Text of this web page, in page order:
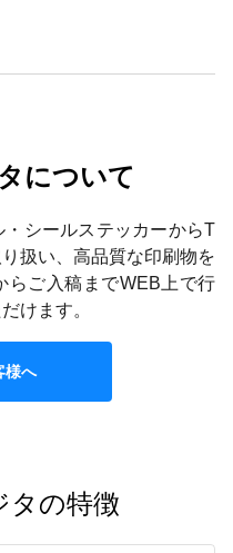
について
シールステッカーからT
扱い、高品質な印刷物を
らご入稿までWEB上で行
けます。
様へ
タの特徴